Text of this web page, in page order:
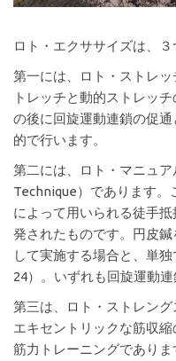
ロト・エクササイズは、３
第一には、ロト・ストレ
トレッチと動的ストレッ
の後に回旋運動連鎖の促
的で行います。
第二には、ロト・マニュ
Technique）であります。
によって用いられる徒手
発されたものです。円皮
して実施する場合と、単
24）。いずれも回旋運動
第三は、ロト・ストレン
エキセントリックな筋収
筋力トレーニングであり